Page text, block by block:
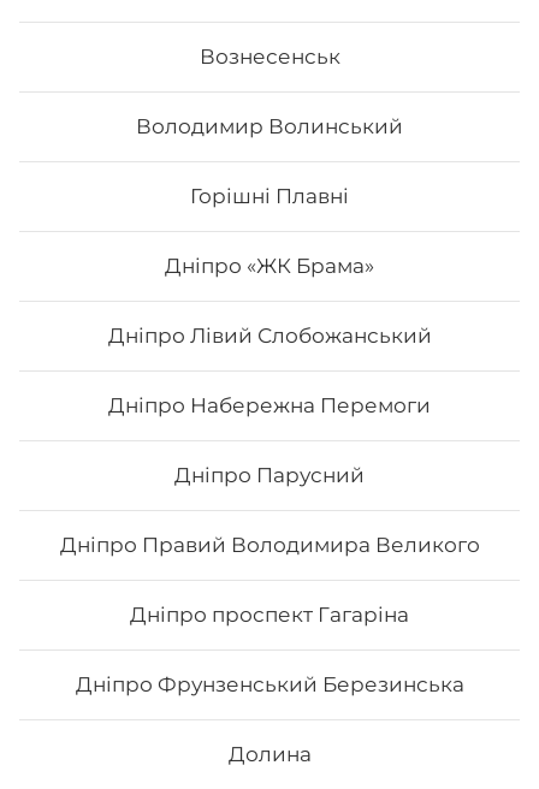
Вознесенськ
Володимир Волинський
Горішні Плавні
Дніпро «ЖК Брама»
Дніпро Лівий Слобожанський
Дніпро Набережна Перемоги
Дніпро Парусний
Дніпро Правий Володимира Великого
Дніпро проспект Гагаріна
Дніпро Фрунзенський Березинська
Долина
Напій Fanta
33